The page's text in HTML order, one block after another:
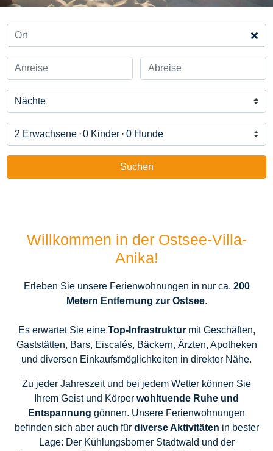
2 Erwachsene 0 Kinder 0 Hunde
Suchen
Willkommen in der Ostsee-Villa-
Anika!
Erleben Sie unsere Ferienwohnungen in nur ca. 200
Metern Entfernung zur Ostsee.
Es erwartet Sie eine Top-Infrastrukturmit Geschäften,
Gaststätten, Bars, Eiscafés, Bäckern, Ärzten, Apotheken
und diversen Einkaufsmöglichkeiten in direkter Nähe.
Zu jeder Jahreszeit und bei jedem Wetter können Sie
Ihrem Geist und Körper wohltuende Ruhe und
Entspannung gönnen. Unsere Ferienwohnungen
befinden sich aber auch für diverse Aktivitäten in bester
Lage: Der Kühlungsborner Stadtwald und der